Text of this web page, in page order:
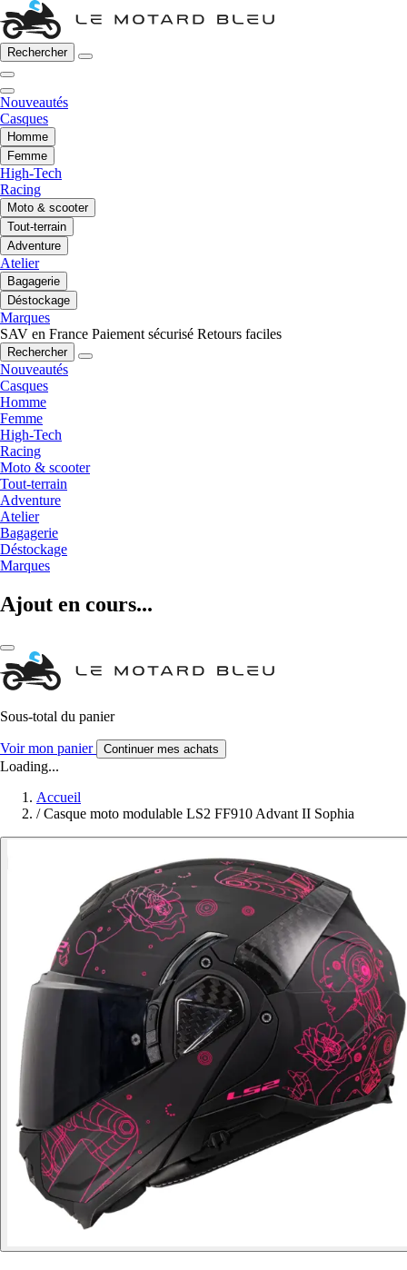
Rechercher
Nouveautés
Casques
Homme
Femme
High-Tech
Racing
Moto & scooter
Tout-terrain
Adventure
Atelier
Bagagerie
Déstockage
Marques
SAV en France Paiement sécurisé Retours faciles
Rechercher
Nouveautés
Casques
Homme
Femme
High-Tech
Racing
Moto & scooter
Tout-terrain
Adventure
Atelier
Bagagerie
Déstockage
Marques
Ajout en cours...
Sous-total du panier
Voir mon panier Continuer mes achats
Loading...
Accueil
/ Casque moto modulable LS2 FF910 Advant II Sophia